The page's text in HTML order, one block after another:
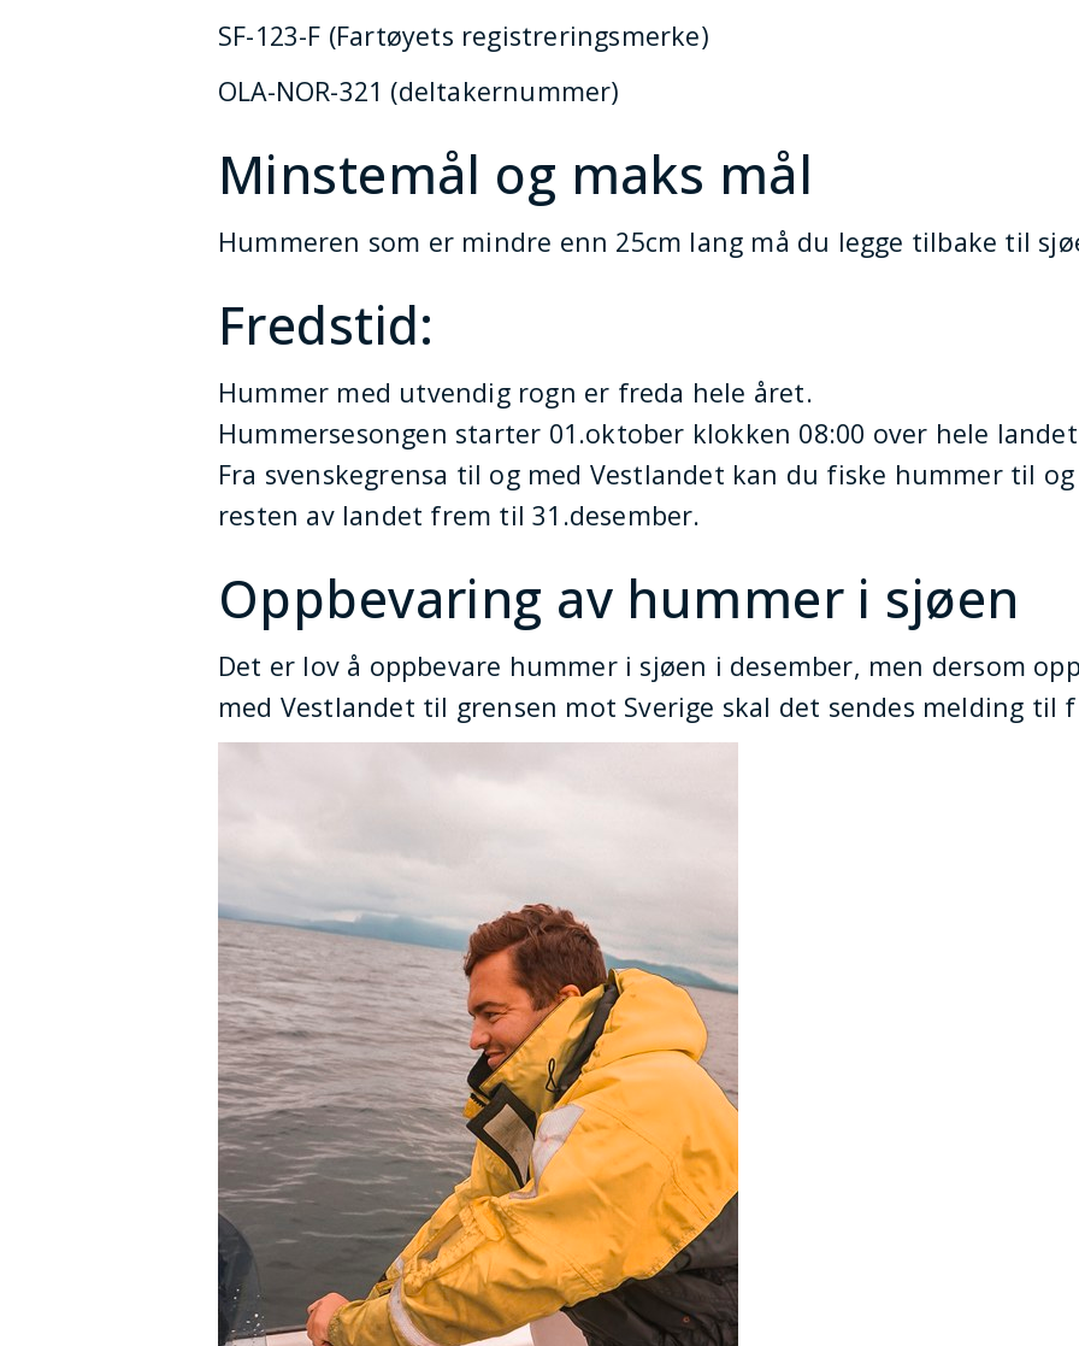
SF-123-F (Fartøyets registreringsmerke)
OLA-NOR-321 (deltakernummer)
Minstemål og maks mål
Hummeren som er mindre enn 25cm lang må du legge tilbake til
Fredstid:
Hummer med utvendig rogn er freda hele året.
Hummersesongen starter 01.oktober klokken 08:00 over hele landet
Fra svenskegrensa til og med Vestlandet kan du fiske hummer til
resten av landet frem til 31.desember.
Oppbevaring av hummer i sjøen
Det er lov å oppbevare hummer i sjøen i desember, men dersom
med Vestlandet til grensen mot Sverige skal det sendes melding